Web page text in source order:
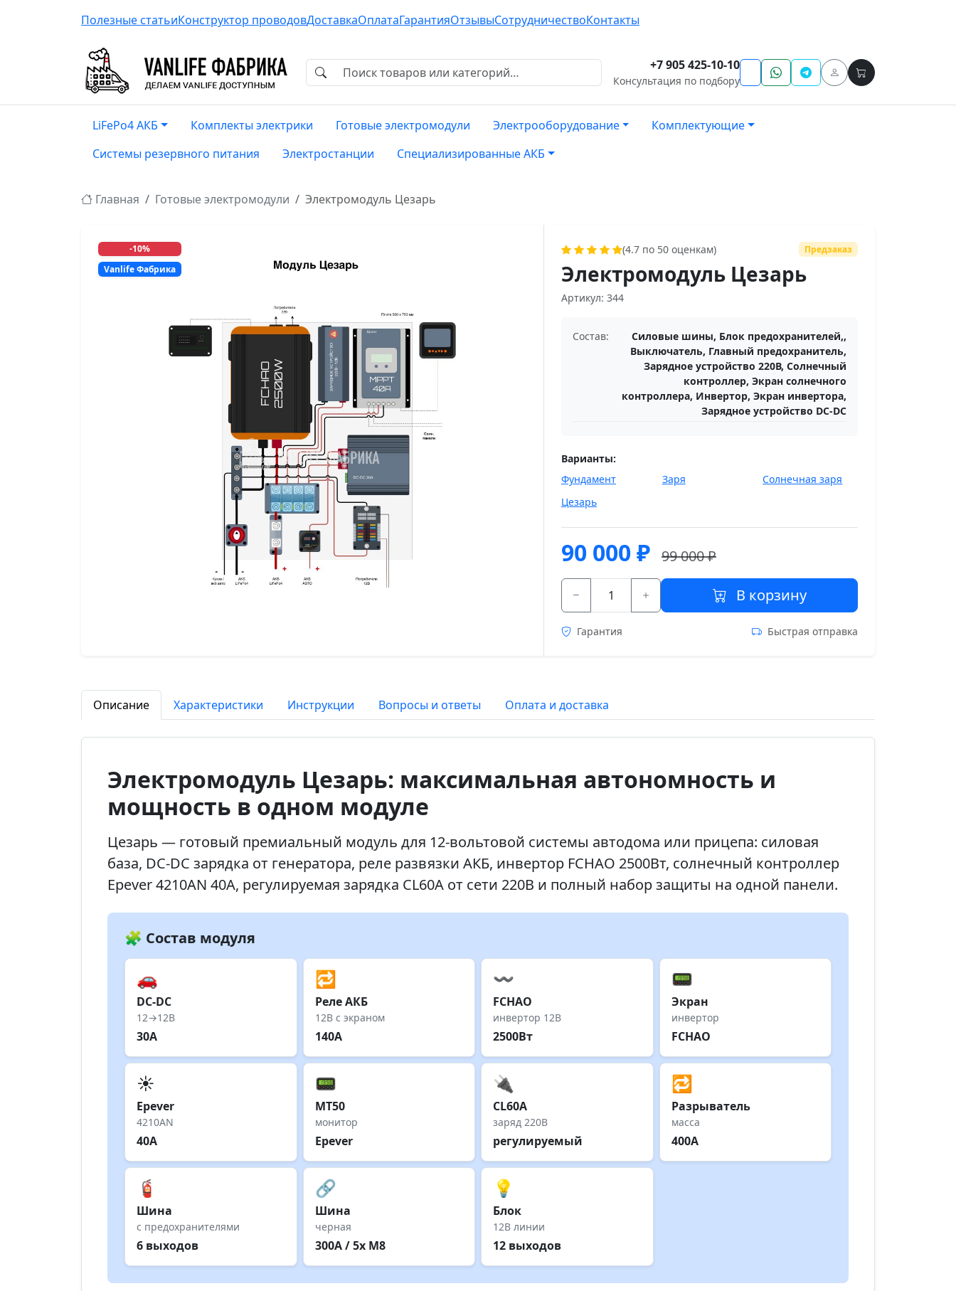
Полезные статьиКонструктор проводовДоставкаОплатаГарантияОтзывыСотрудничествоКонтакты
+7 905 425-10-10
Консультация по подбору
LiFePo4 АКБ Комплекты электрики Готовые электромодули Электрооборудование
Комплектующие
Системы резервного питания
Электростанции Специализированные АКБ
Главная Готовые электромодули Электромодуль Цезарь
-10%
Vanlife Фабрика
(4.7 по 50 оценкам) Предзаказ
Электромодуль Цезарь
Артикул: 344
Состав:
Силовые шины, Блок предохранителей,,
Выключатель, Главный предохранитель,
Зарядное устройство 220В, Солнечный
контроллер, Экран солнечного
контроллера, Инвертор, Экран инвертора,
Зарядное устройство DC-DC
Варианты:
Фундамент
Заря
Солнечная заря
Цезарь
90 000₽ 99 000 ₽
В корзину
Гарантия Быстрая отправка
Описание Характеристики Инструкции Вопросы и ответы Оплата и доставка
Электромодуль Цезарь: максимальная автономность и
мощность в одном модуле
Цезарь — готовый премиальный модуль для 12-вольтовой системы автодома или прицепа: силовая
база, DC-DC зарядка от генератора, реле развязки АКБ, инвертор FCHAO 2500Вт, солнечный контроллер
Epever 4210AN 40А, регулируемая зарядка CL60A от сети 220В и полный набор защиты на одной панели.
🧩 Состав модуля
🚗
DC-DC
12→12В
30А
🔁
Реле АКБ
12В с экраном
140А
〰️
FCHAO
инвертор 12В
2500Вт
📟
Экран
инвертор
FCHAO
☀️
Epever
4210AN
40А
📟
MT50
монитор
Epever
🔌
CL60A
заряд 220В
регулируемый
🔁
Разрыватель
масса
400А
🧯
Шина
с предохранителями
6 выходов
🔗
Шина
черная
300А / 5x М8
💡
Блок
12В линии
12 выходов